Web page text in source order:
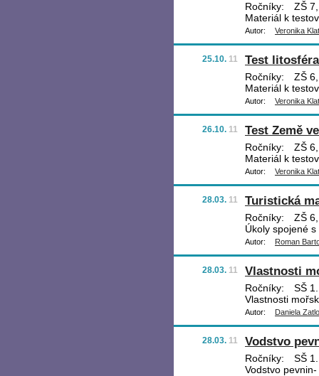
Ročníky:
ZŠ
Materiál k
Autor: Veronika
25.10. 11 Test litosféra
Ročníky:
ZŠ
Materiál k
Autor: Veronika
26.10. 11 Test Země
Ročníky:
ZŠ
Materiál k
Autor: Veronika
28.03. 11 Turistická
Ročníky:
ZŠ 6,
Úkoly spojené
Autor: Roman
28.03. 11 Vlastnosti
Ročníky:
SŠ
Vlastnosti
Autor: Daniela
28.03. 11 Vodstvo
Ročníky:
SŠ
Vodstvo